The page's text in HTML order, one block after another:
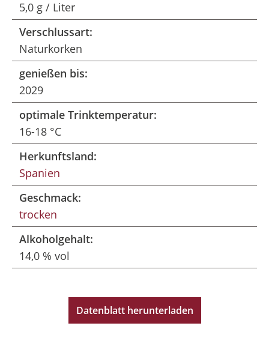
5,0 g / Liter
Verschlussart:
Naturkorken
genießen bis:
2029
optimale Trinktemperatur:
16-18 °C
Herkunftsland:
Spanien
Geschmack:
trocken
Alkoholgehalt:
14,0 % vol
Datenblatt herunterladen